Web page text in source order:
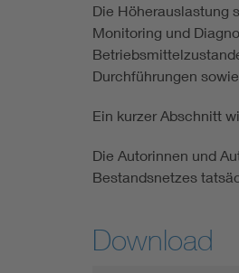
Die Höherauslastung
Monitoring und
Durchführungen
Ein kurzer Abschnitt
Die Autorinnen und
Bestandsnetzes
Download